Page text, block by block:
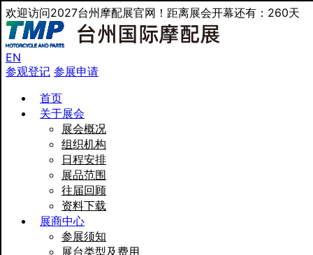
欢迎访问2027台州摩配展官网！距离展会开幕还有：260天
EN
参观登记 参展申请
首页
关于展会
展会概况
组织机构
日程安排
展品范围
往届回顾
资料下载
展商中心
参展须知
展台类型及费用